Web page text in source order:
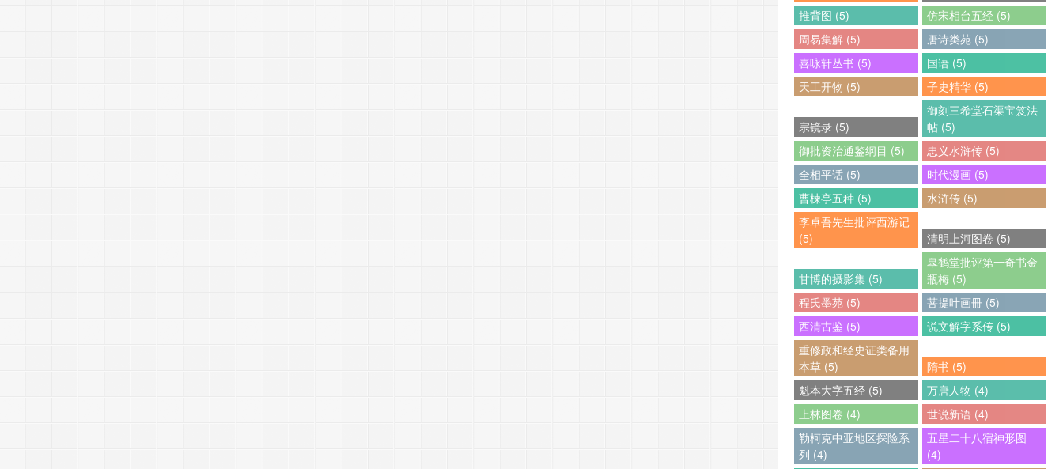
推背图 (5)
仿宋相台五经 (5)
周易集解 (5)
唐诗类苑 (5)
喜咏轩丛书 (5)
国语 (5)
天工开物 (5)
子史精华 (5)
宗镜录 (5)
御刻三希堂石渠宝笈法
帖 (5)
御批资治通鉴纲目 (5)
忠义水浒传 (5)
全相平话 (5)
时代漫画 (5)
曹楝亭五种 (5)
水浒传 (5)
李卓吾先生批评西游记
(5)
清明上河图卷 (5)
甘博的摄影集 (5)
皐鹤堂批评第一奇书金
瓶梅 (5)
程氏墨苑 (5)
菩提叶画冊 (5)
西清古鉴 (5)
说文解字系传 (5)
重修政和经史证类备用
本草 (5)
隋书 (5)
魁本大字五经 (5)
万唐人物 (4)
上林图卷 (4)
世说新语 (4)
勒柯克中亚地区探险系
列 (4)
五星二十八宿神形图
(4)